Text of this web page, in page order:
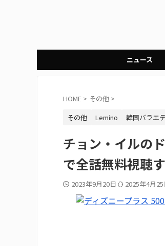
ニュース
HOME > その他 >
その他
Lemino 韓国バラエ
チョン・イルの
で全話無料視聴
2023年9月20日 2025年4月25